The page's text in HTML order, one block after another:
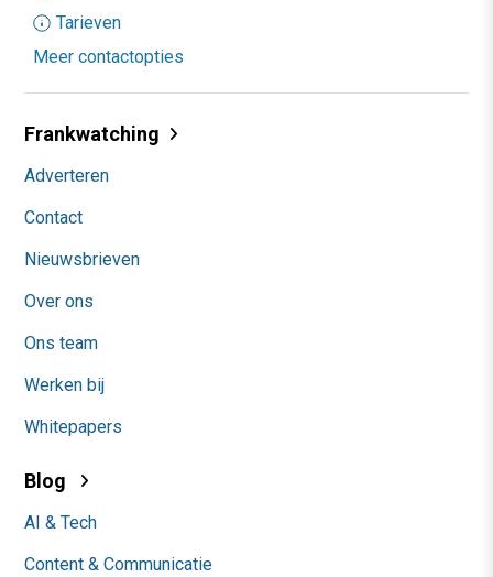
Tarieven
Meer contactopties
Frankwatching
Adverteren
Contact
Nieuwsbrieven
Over ons
Ons team
Werken bij
Whitepapers
Blog
AI & Tech
Content & Communicatie